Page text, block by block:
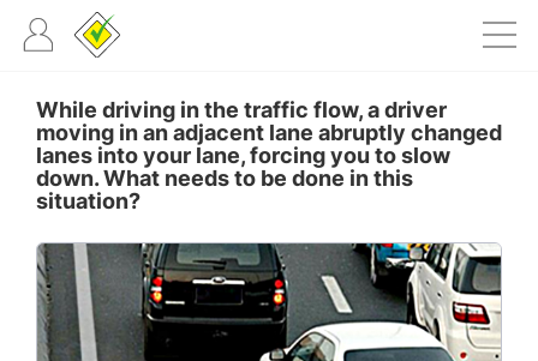
While driving in the traffic flow, a driver
moving in an adjacent lane abruptly changed
lanes into your lane, forcing you to slow
down. What needs to be done in this
situation?